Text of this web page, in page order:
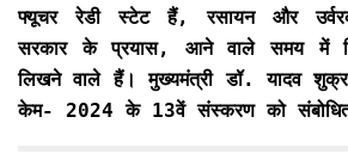
फ्यूचर रेडी स्टेट हैं, रसायन और
सरकार के प्रयास, आने वाले समय में
लिखने वाले हैं। मुख्यमंत्री डॉ. यादव
केम- 2024 के 13वें संस्करण को